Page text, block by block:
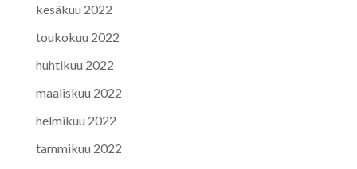
kesäkuu 2022
toukokuu 2022
huhtikuu 2022
maaliskuu 2022
helmikuu 2022
tammikuu 2022